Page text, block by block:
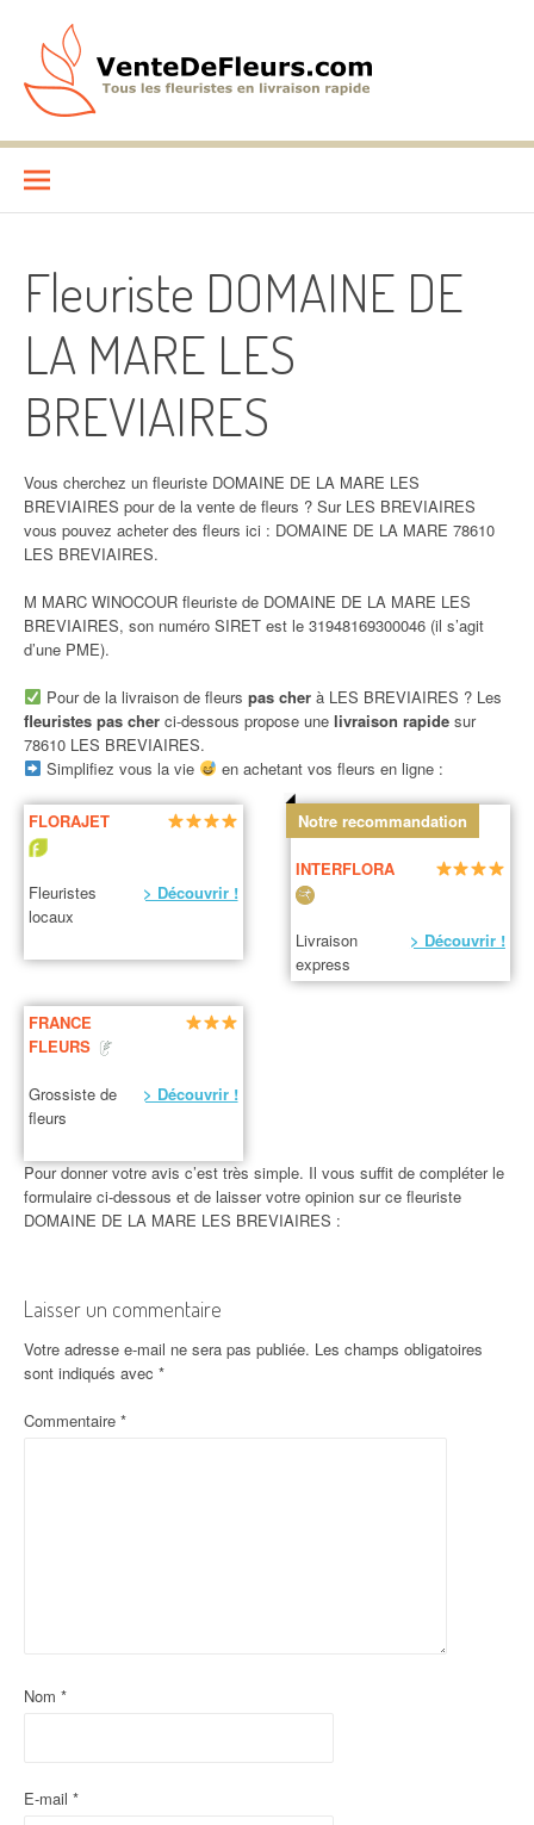
contenu
VenteDeFleurs.com
Fleuriste DOMAINE DE
LA MARE LES
BREVIAIRES
Vous cherchez un fleuriste DOMAINE DE LA MARE LES
BREVIAIRES pour de la vente de fleurs ? Sur LES BREVIAIRES
vous pouvez acheter des fleurs ici : DOMAINE DE LA MARE 78610
LES BREVIAIRES.
M MARC WINOCOUR fleuriste de DOMAINE DE LA MARE LES
BREVIAIRES, son numéro SIRET est le 31948169300046 (il s’agit
d’une PME).
Pour de la livraison de fleurs pas cherà LES BREVIAIRES ? Les
fleuristes pas cher ci-dessous propose une livraison rapide sur
78610 LES BREVIAIRES.
Simplifiez vous la vie
en achetant vos fleurs en ligne :
FLORAJET
Fleuristes
locaux
> Découvrir !
Notre recommandation
INTERFLORA
Livraison
express
> Découvrir !
FRANCE
FLEURS
Grossiste de
fleurs
> Découvrir !
Pour donner votre avis c’est très simple. Il vous suffit de compléter le
formulaire ci-dessous et de laisser votre opinion sur ce fleuriste
DOMAINE DE LA MARE LES BREVIAIRES :
Laisser un commentaire
Votre adresse e-mail ne sera pas publiée. Les champs obligatoires
sont indiqués avec *
Commentaire *
Nom *
E-mail *